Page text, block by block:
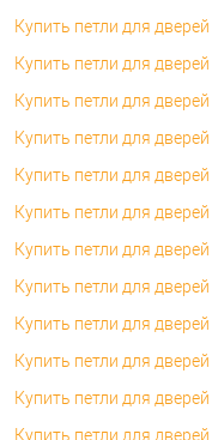
Купить петли для
Купить петли для
Купить петли для
Купить петли для
Купить петли для
Купить петли для
Купить петли для
Купить петли для
Купить петли для
Купить петли для
Купить петли для
Купить петли для